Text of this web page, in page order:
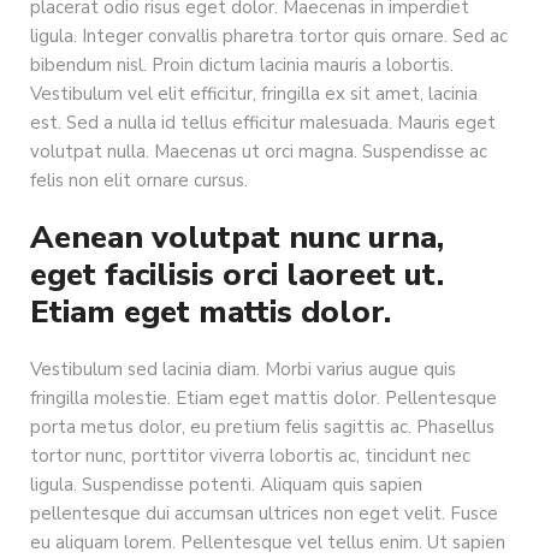
placerat odio risus eget dolor. Maecenas in imperdiet
ligula. Integer convallis pharetra tortor quis ornare. Sed ac
bibendum nisl. Proin dictum lacinia mauris a lobortis.
Vestibulum vel elit efficitur, fringilla ex sit amet, lacinia
est. Sed a nulla id tellus efficitur malesuada. Mauris eget
volutpat nulla. Maecenas ut orci magna. Suspendisse ac
felis non elit ornare cursus.
Aenean volutpat nunc urna,
eget facilisis orci laoreet ut.
Etiam eget mattis dolor.
Vestibulum sed lacinia diam. Morbi varius augue quis
fringilla molestie. Etiam eget mattis dolor. Pellentesque
porta metus dolor, eu pretium felis sagittis ac. Phasellus
tortor nunc, porttitor viverra lobortis ac, tincidunt nec
ligula. Suspendisse potenti. Aliquam quis sapien
pellentesque dui accumsan ultrices non eget velit. Fusce
eu aliquam lorem. Pellentesque vel tellus enim. Ut sapien